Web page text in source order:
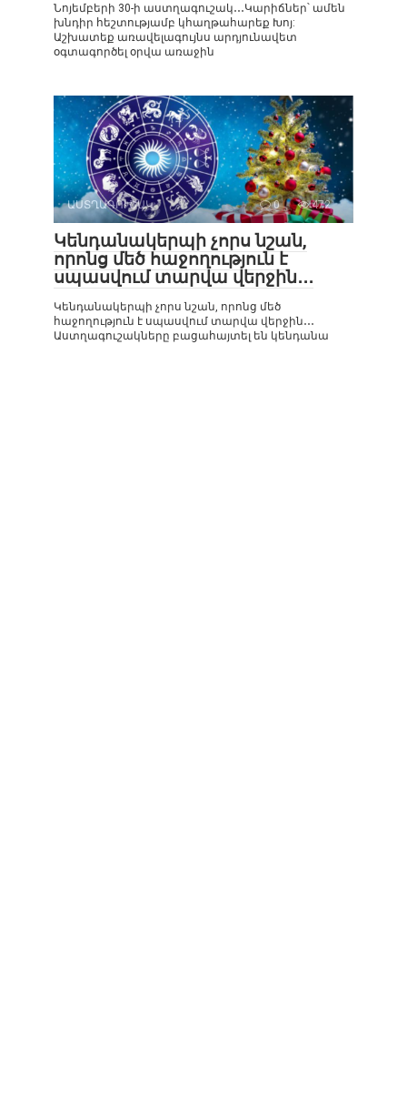
Նոյեմբերի 30-ի աստղագուշակ․․․Կարիճներ՝ ամեն
խնդիր հեշտությամբ կհաղթահարեք Խոյ:
Աշխատեք առավելագույնս արդյունավետ
օգտագործել օրվա առաջին
ԱՍՏՂԱԳՈՒՇԱԿ 0 472
Կենդանակերպի չորս նշան,
որոնց մեծ հաջողություն է
սպասվում տարվա վերջին․․․
Կենդանակերպի չորս նշան, որոնց մեծ
հաջողություն է սպասվում տարվա վերջին․․․
Աստղագուշակները բացահայտել են կենդանա